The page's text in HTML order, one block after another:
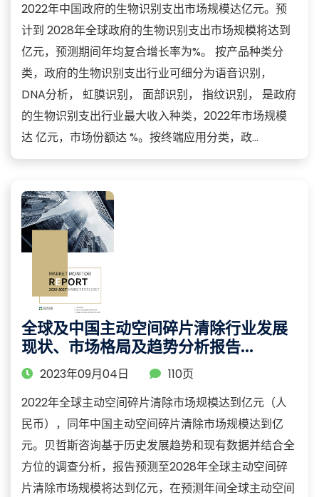
2022年中国政府的生物识别支出市场规模达亿元。预
计到 2028年全球政府的生物识别支出市场规模将达到
亿元，预测期间年均复合增长率为%。 按产品种类分
类，政府的生物识别支出行业可细分为语音识别，
DNA分析， 虹膜识别， 面部识别， 指纹识别， 是政府
的生物识别支出行业最大收入种类，2022年市场规模
达 亿元，市场份额达 %。按终端应用分类，政...
全球及中国主动空间碎片清除行业发展
现状、市场格局及趋势分析报告
（2023-2030）
2023年09月04日
110页
2022年全球主动空间碎片清除市场规模达到亿元（人
民币），同年中国主动空间碎片清除市场规模达到亿
元。贝哲斯咨询基于历史发展趋势和现有数据并结合全
方位的调查分析，报告预测至2028年全球主动空间碎
片清除市场规模将达到亿元，在预测年间全球主动空间